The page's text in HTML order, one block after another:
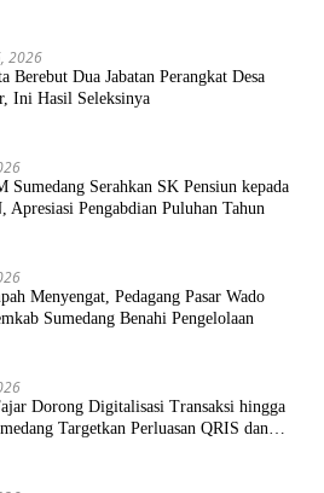
2026
Berebut Dua Jabatan Perangkat Desa
Ini Hasil Seleksinya
Sumedang Serahkan SK Pensiun kepada
Apresiasi Pengabdian Puluhan Tahun
Menyengat, Pedagang Pasar Wado
Sumedang Benahi Pengelolaan
Dorong Digitalisasi Transaksi hingga
Targetkan Perluasan QRIS dan